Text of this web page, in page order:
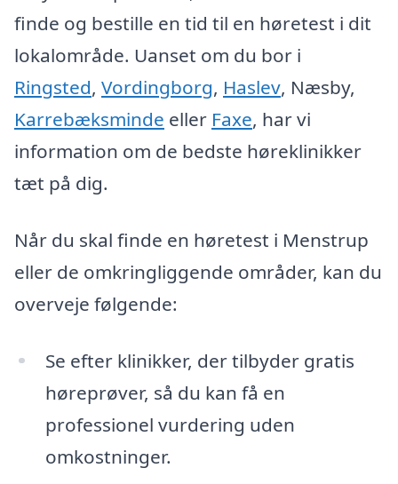
finde og bestille en tid til en høretest i dit
lokalområde. Uanset om du bor i
Ringsted, Vordingborg, Haslev, Næsby,
Karrebæksminde eller Faxe, har vi
information om de bedste høreklinikker
tæt på dig.
Når du skal finde en høretest i Menstrup
eller de omkringliggende områder, kan du
overveje følgende:
Se efter klinikker, der tilbyder gratis
høreprøver, så du kan få en
professionel vurdering uden
omkostninger.